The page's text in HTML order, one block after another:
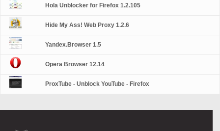
Hola Unblocker for Firefox 1.2.105
Hide My Ass! Web Proxy 1.2.6
Yandex.Browser 1.5
Opera Browser 12.14
ProxTube - Unblock YouTube - Firefox